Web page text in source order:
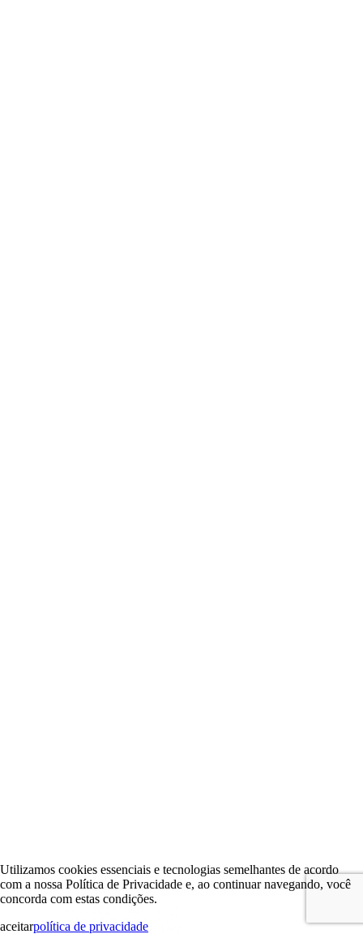
Utilizamos cookies essenciais e tecnologias semelhantes de acordo
com a nossa Política de Privacidade e, ao continuar navegando, você
concorda com estas condições.
aceitarpolítica de privacidade